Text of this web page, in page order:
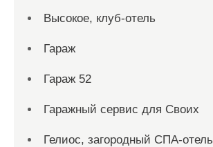
Высокое, клуб-отель
Гараж
Гараж 52
Гаражный сервис для Своих
Гелиос, загородный СПА-отель